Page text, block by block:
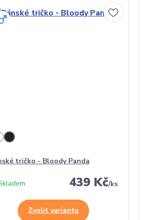
tričko - Bloody Panda
439 Kč/ks
Zvolit variantu